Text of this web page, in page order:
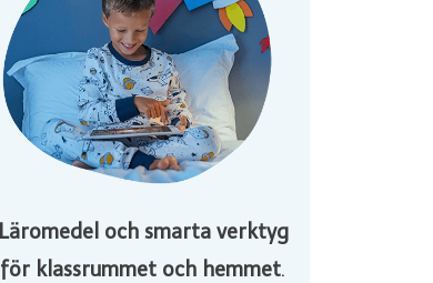
Läromedel och smarta verktyg
för klassrummet och hemmet.